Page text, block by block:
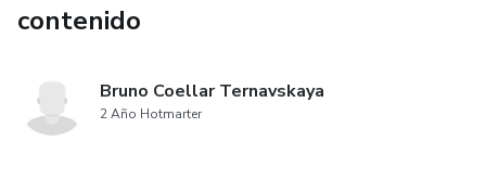
contenido
Bruno Coellar Ternavskaya
2 Año Hotmarter